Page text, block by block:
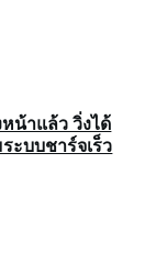
หน้าแล้ว วิ่งได้
ะบบชาร์จเร็ว